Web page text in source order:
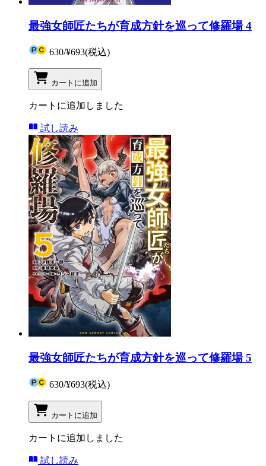
最強女師匠たちが育成方針を巡って修羅場 4
630/¥693(税込)
カートに追加
カートに追加しました
試し読み
最強女師匠たちが育成方針を巡って修羅場 5
630/¥693(税込)
カートに追加
カートに追加しました
試し読み